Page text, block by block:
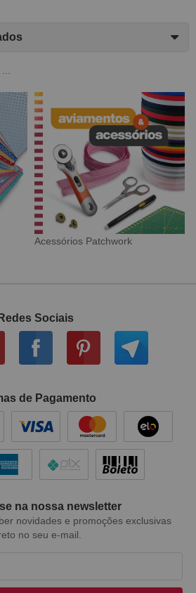
Sarja Impermeável
Redes Sociais
de Pagamento
na nossa newsletter
novidades e promoções exclusivas
no seu e-mail.